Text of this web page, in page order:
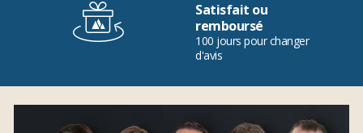
Satisfait ou
remboursé
100 jours pour changer
d'avis